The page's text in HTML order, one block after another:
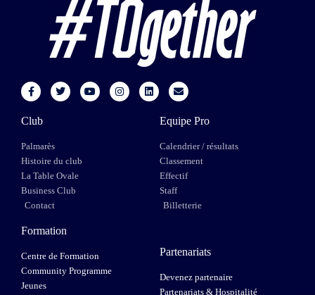
Club
Palmarès
Histoire du club
La Table Ovale
Business Club
Contact
Equipe Pro
Calendrier / résultats
Classement
Effectif
Staff
Billetterie
Formation
Centre de Formation
Community Programme
Jeunes
Partenariats
Devenez partenaire
Partenariats & Hospitalité